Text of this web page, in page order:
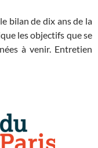
bilan de dix ans de la
les objectifs que se
à venir. Entretien